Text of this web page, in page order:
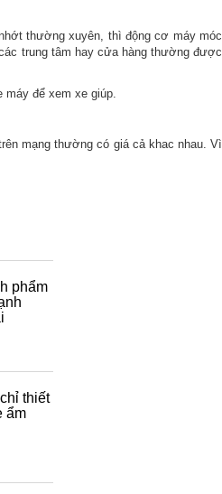
thường xuyên, thì động cơ máy móc
trung tâm hay cửa hàng thường được
máy để xem xe giúp.
mạng thường có giá cả khac nhau. Vì
phẩm
thiết
ẩm